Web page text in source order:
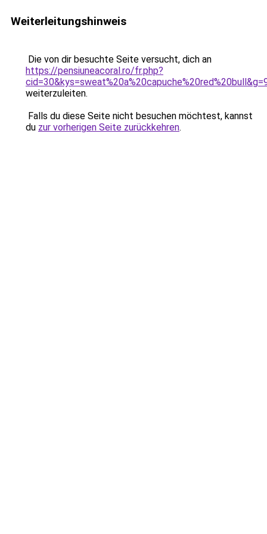
Weiterleitungshinweis
Die von dir besuchte Seite versucht, dich an
https://pensiuneacoral.ro/fr.php?
weiterzuleiten.
Falls du diese Seite nicht besuchen möchtest, kannst
du zur vorherigen Seite zurückkehren.